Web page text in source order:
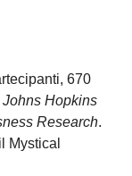
670
Johns Hopkins
Research.
Mystical